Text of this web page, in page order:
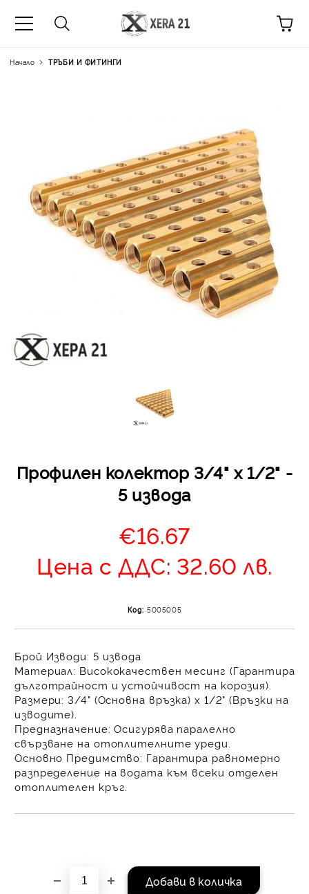
Начало ТРЪБИ И ФИТИНГИ
Профилен колектор 3/4" х 1/2" -
5 извода
€16.67
Цена с ДДС: 32.60 лв.
Код: 5005005
Брой Изводи: 5 извода
Материал: Висококачествен месинг (Гарантира
дълготрайност и устойчивост на корозия).
Размери: 3/4" (Основна връзка) х 1/2" (Връзки на
изводите)
Предназначение: Осигурява паралелно
свързване на отоплителните уреди.
Основно Предимство: Гарантира равномерно
разпределение на водата към всеки отделен
отоплителен кръг.
Цена на продукта:
оскъпяване. За
до 400 лв. / €204,52
Плащане на 4 вноски.
момента с карта.
се разделя на 3 равни
без оскъпяване. За
стойност до 1000 лв.
на поръчката се
равни месечни вноски